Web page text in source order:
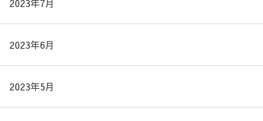
2023年7月
2023年6月
2023年5月